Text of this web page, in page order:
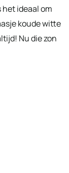
ideaal om
koude witte
Nu die zon